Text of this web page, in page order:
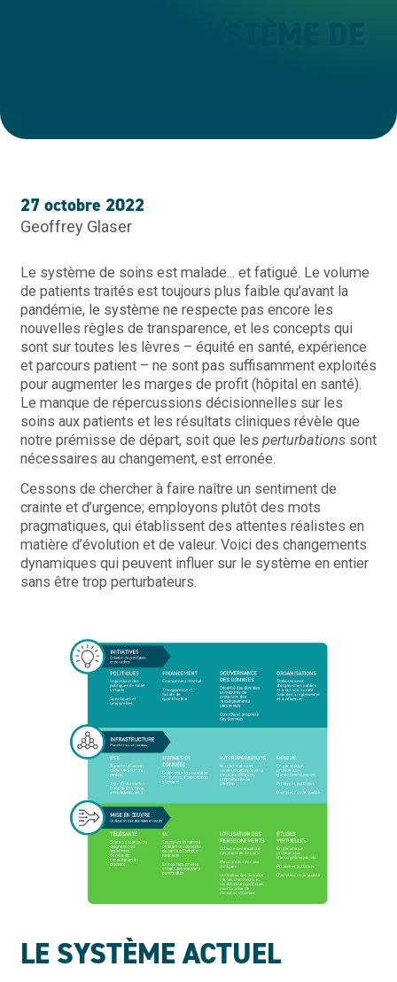
27 octobre 2022
Geoffrey Glaser
Le système de soins est malade... et fatigué. Le volume
de patients traités est toujours plus faible qu’avant la
pandémie, le système ne respecte pas encore les
nouvelles règles de transparence, et les concepts qui
sont sur toutes les lèvres – équité en santé, expérience
et parcours patient – ne sont pas suffisamment exploités
pour augmenter les marges de profit (hôpital en santé).
Le manque de répercussions décisionnelles sur les
soins aux patients et les résultats cliniques révèle que
notre prémisse de départ, soit que les perturbationssont
nécessaires au changement, est erronée.
Cessons de chercher à faire naître un sentiment de
crainte et d’urgence; employons plutôt des mots
pragmatiques, qui établissent des attentes réalistes en
matière d’évolution et de valeur. Voici des changements
dynamiques qui peuvent influer sur le système en entier
sans être trop perturbateurs.
LE SYSTÈME ACTUEL